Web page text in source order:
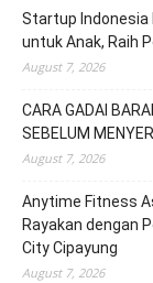
Startup Indonesia
untuk Anak, Raih
August 7, 2026
CARA GADAI
SEBELUM
August 7, 2026
Anytime Fitness
Rayakan dengan
City Cipayung
August 7, 2026